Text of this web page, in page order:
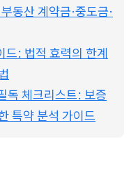
동산 계약금·중도금·
드: 법적 효력의 한계
독 체크리스트: 보증
특약 분석 가이드